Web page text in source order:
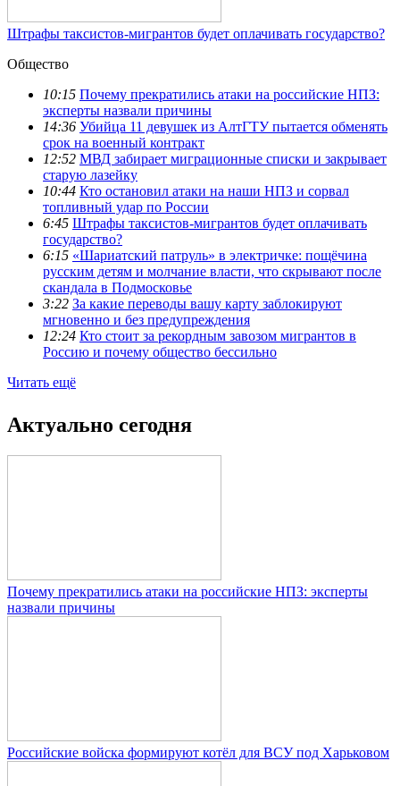
Штрафы таксистов-мигрантов будет оплачивать государство?
Общество
10:15 Почему прекратились атаки на российские НПЗ:
эксперты назвали причины
14:36 Убийца 11 девушек из АлтГТУ пытается обменять
срок на военный контракт
12:52 МВД забирает миграционные списки и закрывает
старую лазейку
10:44 Кто остановил атаки на наши НПЗ и сорвал
топливный удар по России
6:45 Штрафы таксистов-мигрантов будет оплачивать
государство?
6:15 «Шариатский патруль» в электричке: пощёчина
русским детям и молчание власти, что скрывают после
скандала в Подмосковье
3:22 За какие переводы вашу карту заблокируют
мгновенно и без предупреждения
12:24 Кто стоит за рекордным завозом мигрантов в
Россию и почему общество бессильно
Читать ещё
Актуально сегодня
Почему прекратились атаки на российские НПЗ: эксперты
назвали причины
Российские войска формируют котёл для ВСУ под Харьковом